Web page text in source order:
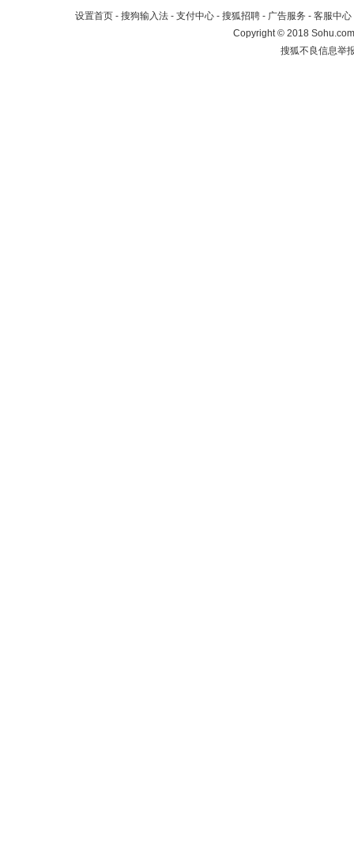
设置首页 - 搜狗输入法 - 支付中心 - 搜狐招聘 - 广告服务 - 客服中心
Copyright©2018
搜狐不良信息举